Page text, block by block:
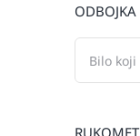
ODBOJKA